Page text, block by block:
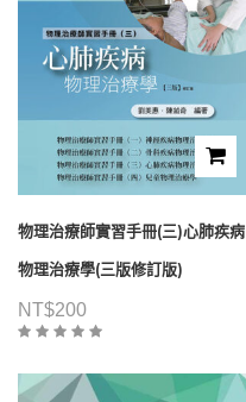
物理治療師實習手冊(三)心肺疾病
物理治療學(三版修訂版)
NT$200